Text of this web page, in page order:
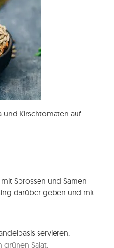
und Kirschtomaten auf
Sprossen und Samen
darüber geben und mit
servieren.
grünen Salat,